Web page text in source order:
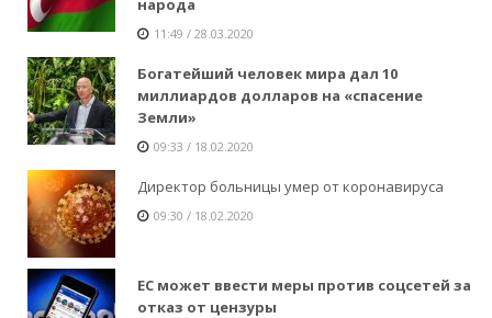
народа
11:49 / 28.03.2020
Богатейший человек мира дал 10
миллиардов долларов на «спасение
Земли»
09:33 / 18.02.2020
Директор больницы умер от коронавируса
09:30 / 18.02.2020
ЕС может ввести меры против соцсетей за
отказ от цензуры